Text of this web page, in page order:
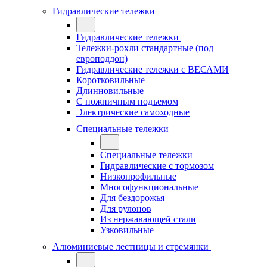
Гидравлические тележки
Гидравлические тележки
Тележки-рохли стандартные (под
европоддон)
Гидравлические тележки с ВЕСАМИ
Коротковильные
Длинновильные
С ножничным подъемом
Электрические самоходные
Специальные тележки
Специальные тележки
Гидравлические с тормозом
Низкопрофильные
Многофункциональные
Для бездорожья
Для рулонов
Из нержавающей стали
Узковильные
Алюминиевые лестницы и стремянки